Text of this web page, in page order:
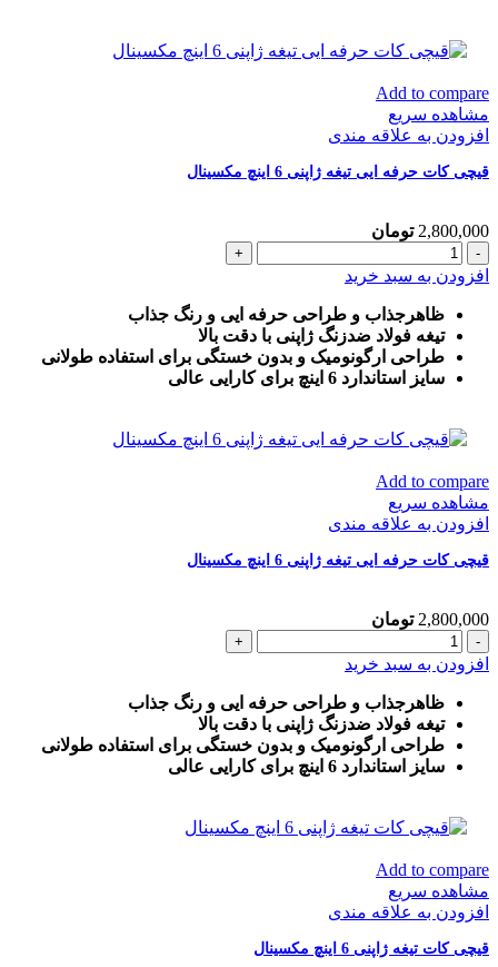
Add to compare
مشاهده سریع
افزودن به علاقه مندی
قیچی کات حرفه ایی تیغه ژاپنی 6 اینچ مکسینال
2,800,000 تومان
قیچی
کات
ایی
تیغه
ژاپنی
6
عدد
افزودن به سبد خرید
ظاهرجذاب و طراحی حرفه ایی و رنگ جذاب
تیغه فولاد ضدزنگ ژاپنی با دقت بالا
طراحی ارگونومیک و بدون خستگی برای استفاده طولانی
سایز استاندارد 6 اینچ برای کارایی عالی
Add to compare
مشاهده سریع
افزودن به علاقه مندی
قیچی کات حرفه ایی تیغه ژاپنی 6 اینچ مکسینال
2,800,000 تومان
قیچی
کات
ایی
تیغه
ژاپنی
6
عدد
افزودن به سبد خرید
ظاهرجذاب و طراحی حرفه ایی و رنگ جذاب
تیغه فولاد ضدزنگ ژاپنی با دقت بالا
طراحی ارگونومیک و بدون خستگی برای استفاده طولانی
سایز استاندارد 6 اینچ برای کارایی عالی
Add to compare
مشاهده سریع
افزودن به علاقه مندی
قیچی کات تیغه ژاپنی 6 اینچ مکسینال